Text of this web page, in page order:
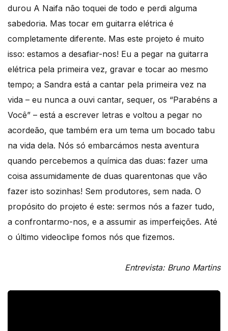
durou A Naifa não toquei de todo e perdi alguma
sabedoria. Mas tocar em guitarra elétrica é
completamente diferente. Mas este projeto é muito
isso: estamos a desafiar-nos! Eu a pegar na guitarra
elétrica pela primeira vez, gravar e tocar ao mesmo
tempo; a Sandra está a cantar pela primeira vez na
vida – eu nunca a ouvi cantar, sequer, os “Parabéns a
Você” – está a escrever letras e voltou a pegar no
acordeão, que também era um tema um bocado tabu
na vida dela. Nós só embarcámos nesta aventura
quando percebemos a química das duas: fazer uma
coisa assumidamente de duas quarentonas que vão
fazer isto sozinhas! Sem produtores, sem nada. O
propósito do projeto é este: sermos nós a fazer tudo,
a confrontarmo-nos, e a assumir as imperfeições. Até
o último videoclipe fomos nós que fizemos.
Entrevista: Bruno Martins